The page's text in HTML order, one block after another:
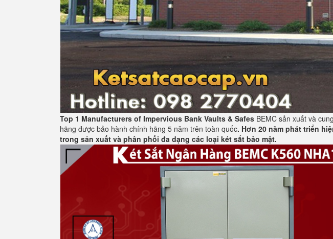
Top 1 Manufacturers of Impervious Bank Vaults & Safes BEMC sản xuất và
hãng được bảo hành chính hãng 5 năm trên toàn quốc. Hơn 20 năm phát triển
trong sản xuất và phân phối đa dạng các loại két sắt bảo mật.